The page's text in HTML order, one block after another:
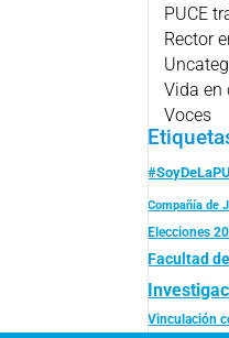
PUCE
Rector
Vida en
Voces
Compañía de
Elecciones
Facultad
Vinculación